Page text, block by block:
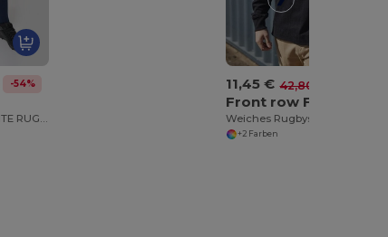
-54% 11,45 € 42,80 €
Front row FR043
+2 Farben